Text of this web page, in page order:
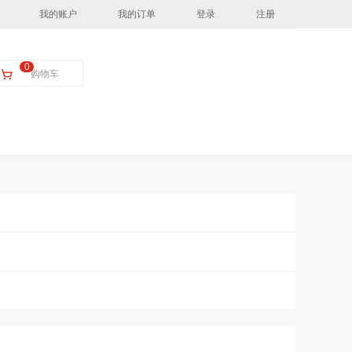
我的账户 我的订单 登录 注册
购物车
0